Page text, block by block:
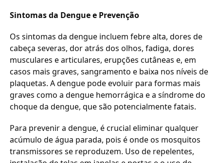
Sintomas da Dengue e Prevenção
Os sintomas da dengue incluem febre alta, dores de
cabeça severas, dor atrás dos olhos, fadiga, dores
musculares e articulares, erupções cutâneas e, em
casos mais graves, sangramento e baixa nos níveis de
plaquetas. A dengue pode evoluir para formas mais
graves como a dengue hemorrágica e a síndrome do
choque da dengue, que são potencialmente fatais.
Para prevenir a dengue, é crucial eliminar qualquer
acúmulo de água parada, pois é onde os mosquitos
transmissores se reproduzem. Uso de repelentes,